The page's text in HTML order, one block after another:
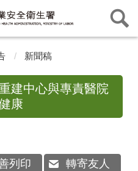
新聞稿
建中心與專責醫院
康
列印 轉寄友人